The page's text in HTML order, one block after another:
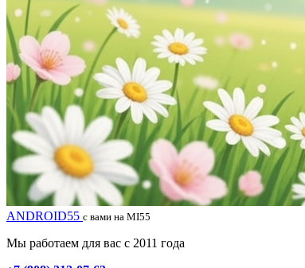
ANDROID55 с вами на MI55
Мы работаем для вас с 2011 года